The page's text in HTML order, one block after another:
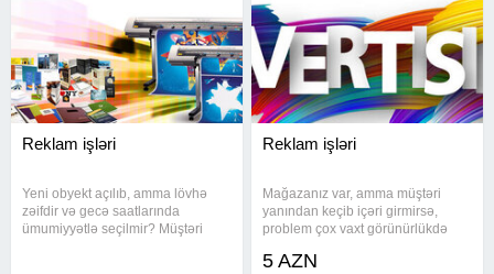
Reklam işləri
Yeni obyekt açılıb, amma lövhə
zəifdir və gecə saatlarında
ümumiyyətlə seçilmir? Müştəri
Reklam işləri
Mağazanız var, amma müştəri
yanından keçib içəri girmirsə,
problem çox vaxt görünürlükdə
və ya ümumiyyətlə diqqət çəkmir.
5 AZN